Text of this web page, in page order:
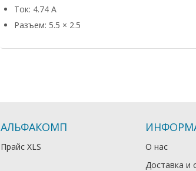
Ток: 4.74 А
Разъем: 5.5 × 2.5
АЛЬФАКОМП
Прайс XLS
О нас
Доставка и